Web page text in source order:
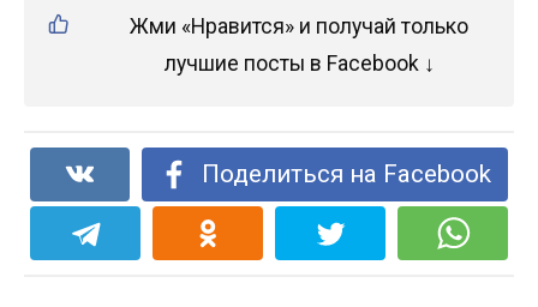
Жми «Нравится» и получай только
лучшие посты в Facebook ↓
Поделиться на Facebook